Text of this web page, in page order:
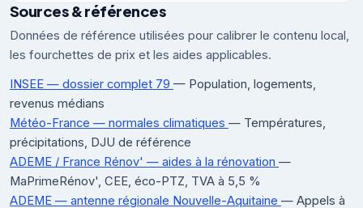
Sources & références
Données de référence utilisées pour calibrer le contenu local,
les fourchettes de prix et les aides applicables.
INSEE — dossier complet 79 — Population, logements,
revenus médians
Météo-France — normales climatiques — Températures,
précipitations, DJU de référence
ADEME / France Rénov' — aides à la rénovation —
MaPrimeRénov', CEE, éco-PTZ, TVA à 5,5 %
ADEME — antenne régionale Nouvelle-Aquitaine — Appels à